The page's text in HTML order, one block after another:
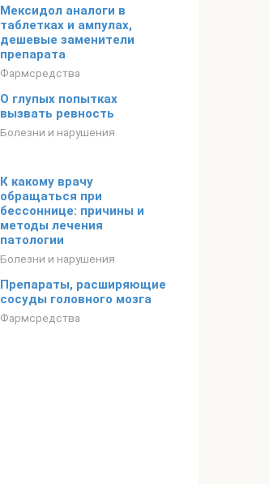
Мексидол аналоги в
таблетках и ампулах,
дешевые заменители
препарата
Фармсредства
О глупых попытках
вызвать ревность
Болезни и нарушения
К какому врачу
обращаться при
бессоннице: причины и
методы лечения
патологии
Болезни и нарушения
Препараты, расширяющие
сосуды головного мозга
Фармсредства